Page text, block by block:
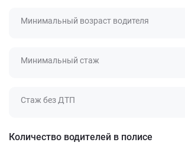
Минимальный возраст водителя
Минимальный стаж
Стаж без ДТП
Количество водителей в полисе